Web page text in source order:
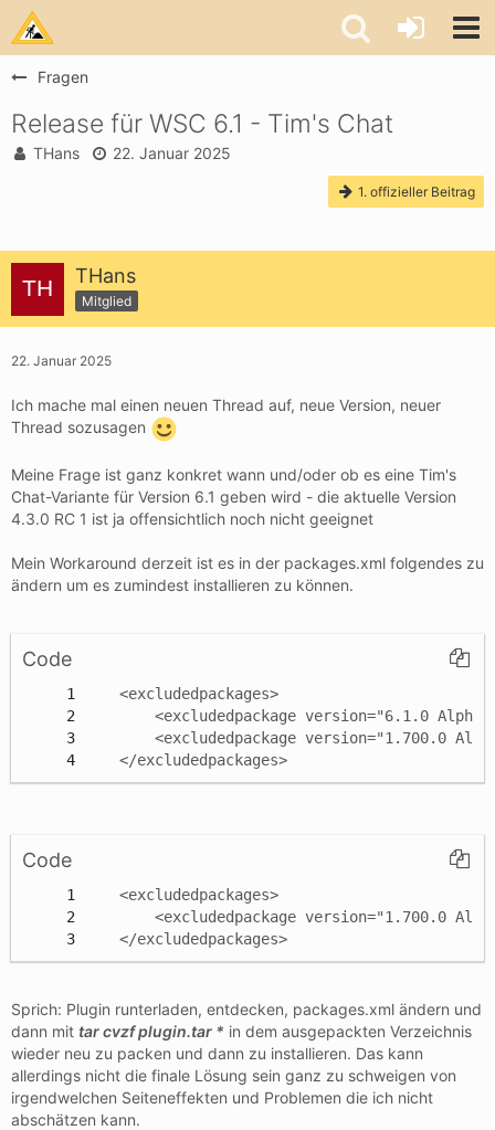
Fragen
Release für WSC 6.1 - Tim's Chat
THans 22. Januar 2025
1. offizieller Beitrag
THans
Mitglied
22. Januar 2025
Ich mache mal einen neuen Thread auf, neue Version, neuer
Thread sozusagen
Meine Frage ist ganz konkret wann und/oder ob es eine Tim's
Chat-Variante für Version 6.1 geben wird - die aktuelle Version
4.3.0 RC 1 ist ja offensichtlich noch nicht geeignet
Mein Workaround derzeit ist es in der packages.xml folgendes zu
ändern um es zumindest installieren zu können.
Code
    </excludedpackages>
Code
    </excludedpackages>
Sprich: Plugin runterladen, entdecken, packages.xml ändern und
dann mit tar cvzf plugin.tar * in dem ausgepackten Verzeichnis
wieder neu zu packen und dann zu installieren. Das kann
allerdings nicht die finale Lösung sein ganz zu schweigen von
irgendwelchen Seiteneffekten und Problemen die ich nicht
abschätzen kann.